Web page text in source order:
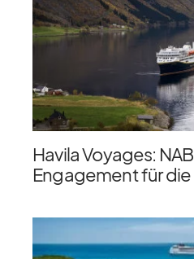
Havila Voyages:
Engagement für